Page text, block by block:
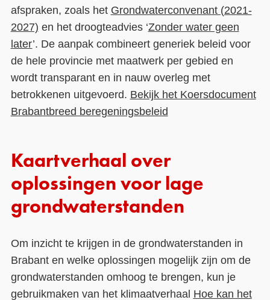
afspraken, zoals het Grondwaterconvenant (2021-
2027) en het droogteadvies ‘Zonder water geen
later’. De aanpak combineert generiek beleid voor
de hele provincie met maatwerk per gebied en
wordt transparant en in nauw overleg met
betrokkenen uitgevoerd. Bekijk het Koersdocument
Brabantbreed beregeningsbeleid
Kaartverhaal over
oplossingen voor lage
grondwaterstanden
Om inzicht te krijgen in de grondwaterstanden in
Brabant en welke oplossingen mogelijk zijn om de
grondwaterstanden omhoog te brengen, kun je
gebruikmaken van het klimaatverhaal Hoe kan het